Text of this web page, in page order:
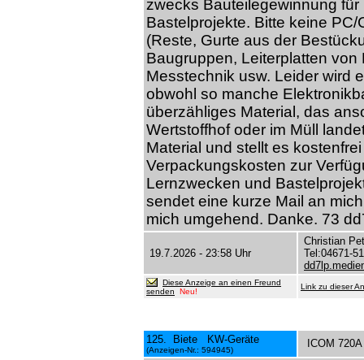
zwecks Bauteilegewinnung
Bastelprojekte. Bitte keine
(Reste, Gurte aus der
Baugruppen, Leiterplatten
Messtechnik usw. Leider wird
obwohl so manche
überzähliges Material, das
Wertstoffhof oder im Müll
Material und stellt es
Verpackungskosten zur
Lernzwecken und
sendet eine kurze Mail an
mich umgehend. Danke. 73
19.7.2026 - 23:58 Uhr
Christian
Tel:04671-
Diese Anzeige an einen Freund
senden
Neu!
Link zu dieser
125. Biete KW-Geräte
(Anzeigen-Nr.: 594945)
ICOM